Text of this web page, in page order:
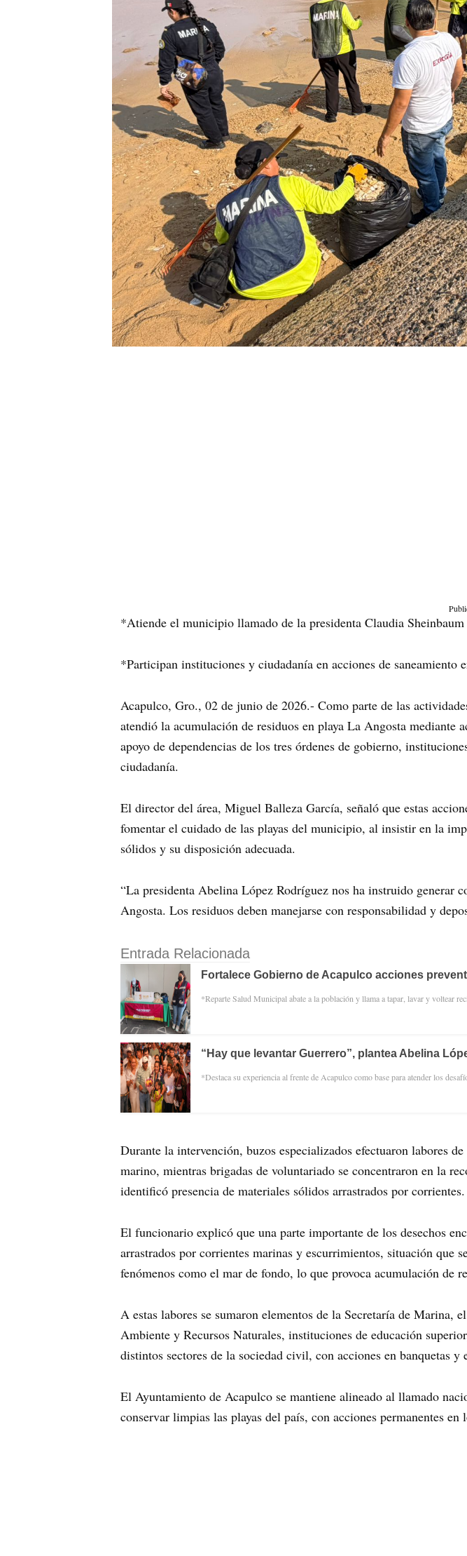
*Atiende el municipio llamado de la presidenta Claudia
*Participan instituciones y ciudadanía en acciones de saneamiento
Acapulco, Gro., 02 de junio de 2026.- Como parte de las
atendió la acumulación de residuos en playa La Angosta mediante
apoyo de dependencias de los tres órdenes de gobierno,
ciudadanía.
El director del área, Miguel Balleza García, señaló que estas
fomentar el cuidado de las playas del municipio, al insistir en la
sólidos y su disposición adecuada.
“La presidenta Abelina López Rodríguez nos ha instruido generar
Angosta. Los residuos deben manejarse con responsabilidad y
Entrada Relacionada
Fortalece Gobierno de Acapulco acciones
*Reparte Salud Municipal abate a la población y llama a tapar, lavar y voltear
“Hay que levantar Guerrero”, plantea Abelina
*Destaca su experiencia al frente de Acapulco como base para atender los
Durante la intervención, buzos especializados efectuaron labores
marino, mientras brigadas de voluntariado se concentraron en la
identificó presencia de materiales sólidos arrastrados por corrientes.
El funcionario explicó que una parte importante de los desechos
arrastrados por corrientes marinas y escurrimientos, situación que
fenómenos como el mar de fondo, lo que provoca acumulación de
A estas labores se sumaron elementos de la Secretaría de
Ambiente y Recursos Naturales, instituciones de educación
distintos sectores de la sociedad civil, con acciones en banquetas y
El Ayuntamiento de Acapulco se mantiene alineado al llamado
conservar limpias las playas del país, con acciones permanentes